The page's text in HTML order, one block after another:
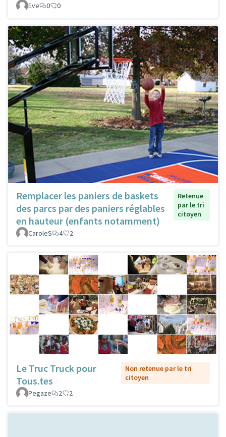
Eve
0 0
Remplacer les paniers de baskets
des parcs par des paniers réglables
en hauteur (enfants notamment)
Retenue
par le tri
citoyen
CaroleS 4 2
Le Truc Truck pour
Tous.tes
Non retenue par le tri
citoyen
Pegaze
2 2